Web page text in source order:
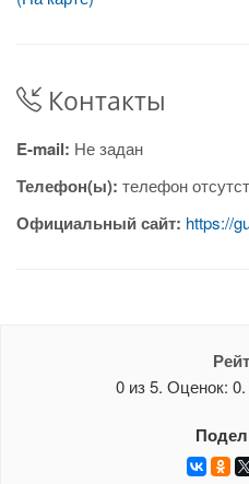
Контакты
E-mail: Не задан
Телефон(ы): телефон
Официальный сайт: https://
0 из5. Оценок:0.